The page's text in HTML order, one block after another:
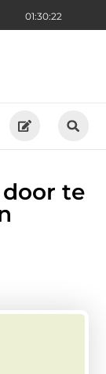
01:30:24
te